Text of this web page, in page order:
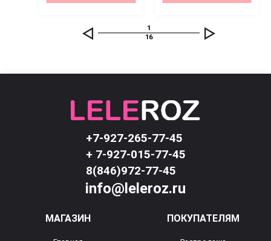
1
16
+7-927-265-77-45
+ 7-927-015-77-45
8(846)972-77-45
info@leleroz.ru
МАГАЗИН ПОКУПАТЕЛЯМ